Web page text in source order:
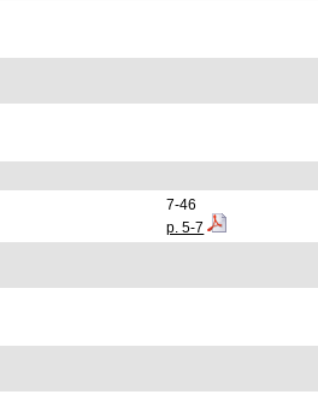
7-46
p. 5-7